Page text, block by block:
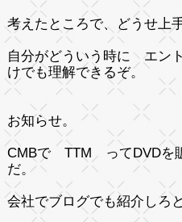
考えたところで、どうせ上
自分がどういう時に エン
けでも理解できるぞ。
お知らせ。
CMBで TTM ってDVDを
だ。
会社でブログでも紹介しろ